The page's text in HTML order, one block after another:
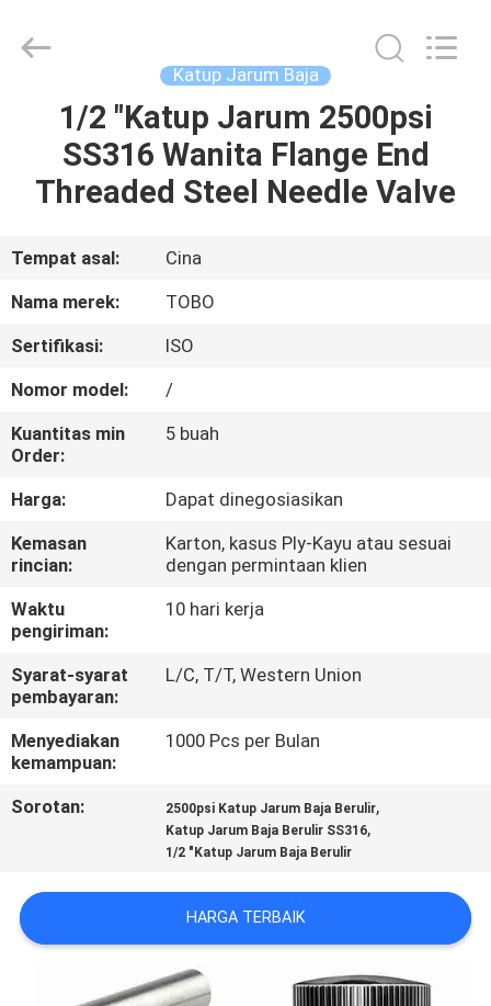
RUMAH
PRODUK
TENTANG
KAMI
TUR
PABRIK
KONTROL
KUALITAS
HUBUNGI
KAMI
BERITA
PERMINTAAN
PENAWARAN
PRIVACY
GROUP
CHINA.
Katup Jarum Baja
1/2 "Katup Jarum 2500psi
SS316 Wanita Flange End
Threaded Steel Needle Valve
Tempat asal:
Cina
Nama merek:
TOBO
Sertifikasi:
ISO
Nomor model:
/
Kuantitas min
Order:
5 buah
Harga:
Dapat dinegosiasikan
Kemasan
rincian:
Karton, kasus Ply-Kayu atau sesuai
dengan permintaan klien
Waktu
pengiriman:
10 hari kerja
Syarat-syarat
pembayaran:
L/C, T/T, Western Union
Menyediakan
kemampuan:
1000 Pcs per Bulan
Sorotan: 2500psi Katup Jarum Baja Berulir,
Katup Jarum Baja Berulir SS316,
1/2 "Katup Jarum Baja Berulir
HARGA TERBAIK